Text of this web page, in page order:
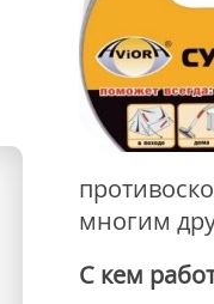
многим
С кем